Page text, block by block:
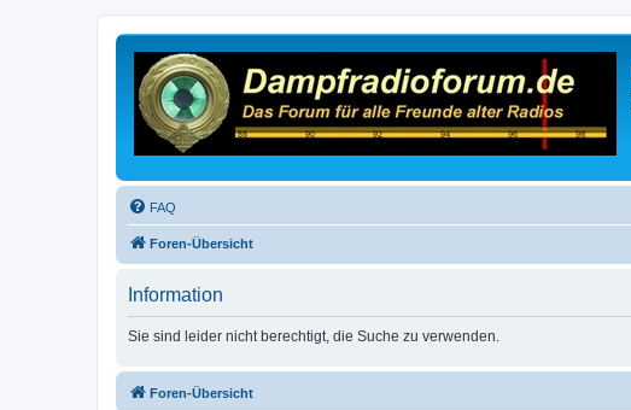
FAQ
Foren-Übersicht
Information
Sie sind leider nicht berechtigt, die Suche zu verwenden.
Foren-Übersicht